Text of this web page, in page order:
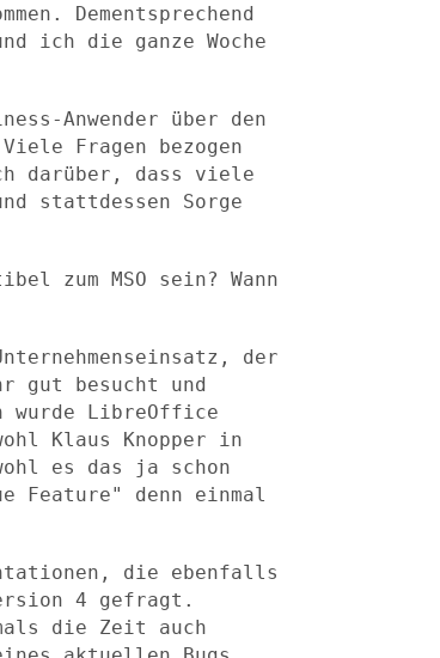
Dementsprechend
ich die ganze Woche
Anwender über den
Fragen bezogen
darüber, dass viele
stattdessen Sorge
zum MSO sein? Wann
der
gut besucht und
wurde LibreOffice
Klaus Knopper in
es das ja schon
Feature" denn einmal
die ebenfalls
4 gefragt.
die Zeit auch